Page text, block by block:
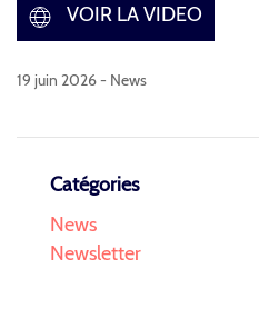
VOIR LA VIDEO
19 juin 2026 - News
Catégories
News
Newsletter